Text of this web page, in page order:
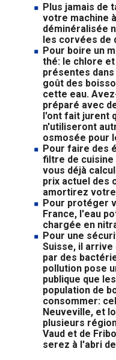
Plus jamais de
votre machine
déminéralisée
les corvées de
Pour boire un
thé: le chlore
présentes
goût des
cette eau.
préparé avec
l'ont fait jurent
n'utiliseront
osmosée pour
Pour faire des
filtre de cuisine
vous déjà
prix actuel des
amortirez
Pour protéger
France, l'eau
chargée en
Pour une
Suisse, il arrive
par des
pollution pose
publique que
population de
consommer:
Neuveville, et
plusieurs
Vaud et de
serez à l'abri